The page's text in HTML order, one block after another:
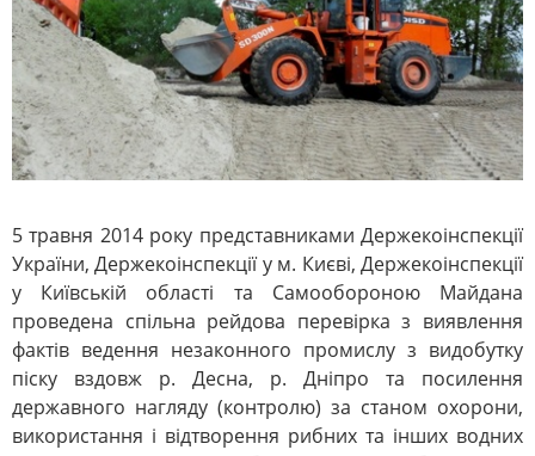
5 травня 2014 року представниками Держекоінспекції
України, Держекоінспекції у м. Києві, Держекоінспекції
у Київській області та Самообороною Майдана
проведена спільна рейдова перевірка з виявлення
фактів ведення незаконного промислу з видобутку
піску вздовж р. Десна, р. Дніпро та посилення
державного нагляду (контролю) за станом охорони,
використання і відтворення рибних та інших водних